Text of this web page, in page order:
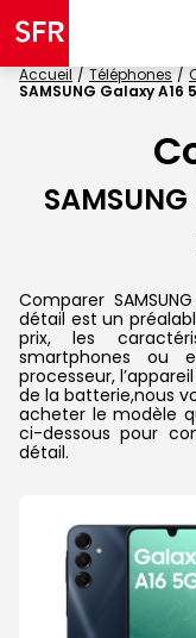
Accueil Téléphones
SAMSUNG Galaxy A16
Comparer
détail est un
prix, les
smartphones ou
processeur,
de la batterie,nous
acheter le modèle
ci-dessous pour
détail.